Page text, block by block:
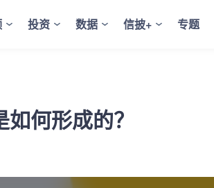
投资 数据 信披+ 专题
何形成的？